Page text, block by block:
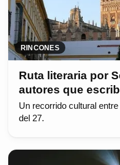
RINCONES
Ruta literaria por
autores que
Un recorrido cultural
del 27.